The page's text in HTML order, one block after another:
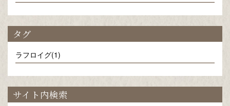
タグ
ラフロイグ(1)
サイト内検索